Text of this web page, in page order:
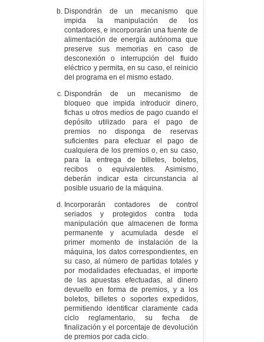
Dispondrán de un mecanismo que
impida la manipulación de los
contadores, e incorporarán una fuente de
alimentación de energía autónoma que
preserve sus memorias en caso de
desconexión o interrupción del fluido
eléctrico y permita, en su caso, el reinicio
del programa en el mismo estado.
Dispondrán de un mecanismo de
bloqueo que impida introducir dinero,
fichas u otros medios de pago cuando el
depósito utilizado para el pago de
premios no disponga de reservas
suficientes para efectuar el pago de
cualquiera de los premios o, en su caso,
para la entrega de billetes, boletos,
recibos o equivalentes. Asimismo,
deberán indicar esta circunstancia al
posible usuario de la máquina.
Incorporarán contadores de control
seriados y protegidos contra toda
manipulación que almacenen de forma
permanente y acumulada desde el
primer momento de instalación de la
máquina, los datos correspondientes, en
su caso, al número de partidas totales y
por modalidades efectuadas, el importe
de las apuestas efectuadas, al dinero
devuelto en forma de premios, y a los
boletos, billetes o soportes expedidos,
permitiendo identificar claramente cada
ciclo reglamentario, su fecha de
finalización y el porcentaje de devolución
de premios por cada ciclo.